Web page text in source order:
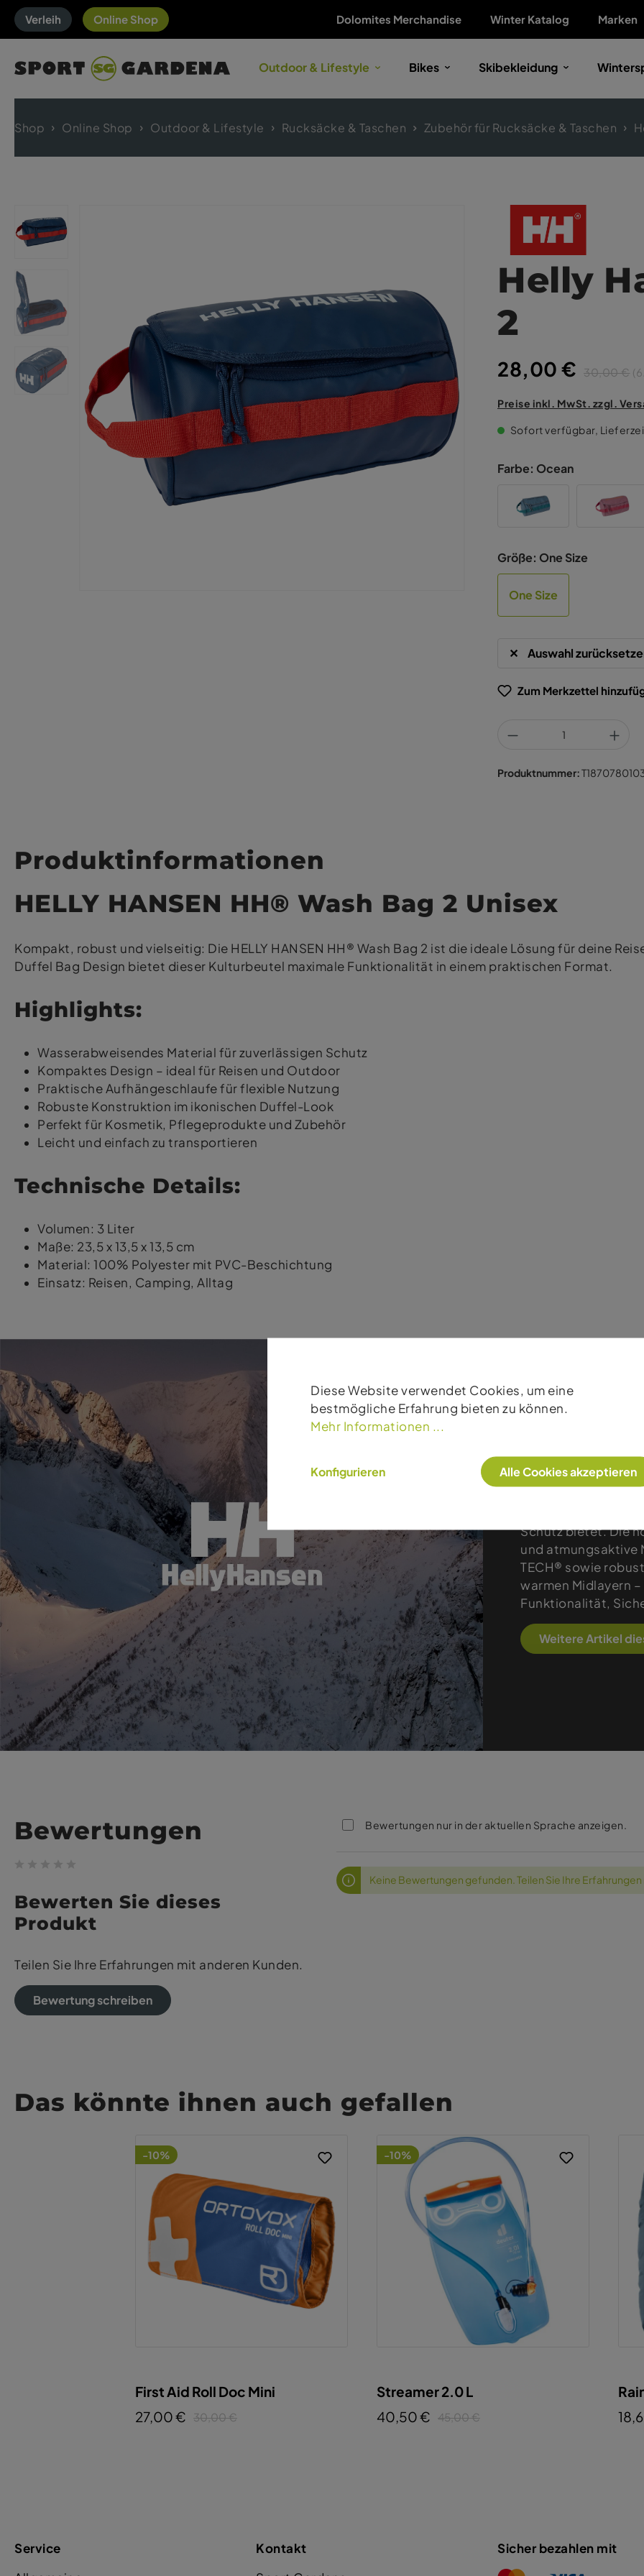
Verleih Online Shop Dolomites Merchandise Winter Katalog Marken
Outdoor & Lifestyle Bikes Skibekleidung
Shop Online Shop Outdoor & Lifestyle Rucksäcke & Taschen Zubehör für Rucksäcke & Taschen
Helly
2
28,00 € 30,00 €
Preise inkl. MwSt. zzgl.
Sofort verfügbar,
Farbe: Ocean
Größe: One Size
One Size
Auswahl
Zum Merkzettel
Produktnummer:
Produktinformationen
HELLY HANSEN HH® Wash Bag 2 Unisex
Kompakt, robust und vielseitig: Die HELLY HANSEN HH® Wash Bag 2 ist die ideale Lösung für deine
Duffel Bag Design bietet dieser Kulturbeutel maximale Funktionalität in einem praktischen Format.
Highlights:
Wasserabweisendes Material für zuverlässigen Schutz
Kompaktes Design – ideal für Reisen und Outdoor
Praktische Aufhängeschlaufe für flexible Nutzung
Robuste Konstruktion im ikonischen Duffel-Look
Perfekt für Kosmetik, Pflegeprodukte und Zubehör
Leicht und einfach zu transportieren
Technische Details:
Volumen: 3 Liter
Maße: 23,5 x 13,5 x 13,5 cm
Material: 100% Polyester mit PVC-Beschichtung
Einsatz: Reisen, Camping, Alltag
Helly Hansen
die selbst unter
Schutz bietet. Die
und atmungsaktive
TECH® sowie
warmen Midlayern
Funktionalität,
Weitere Artikel
Bewertungen
Bewerten Sie dieses
Produkt
Teilen Sie Ihre Erfahrungen mit anderen Kunden.
Bewertung schreiben
Bewertungen nur in der aktuellen Sprache anzeigen.
Keine Bewertungen gefunden. Teilen Sie Ihre
Das könnte ihnen auch gefallen
-10%
First Aid Roll Doc Mini
27,00 € 30,00 €
-10%
Streamer 2.0 L
40,50 € 45,00 €
Service
Kontakt
Sicher bezahlen mit
Diese Website verwendet Cookies, um eine
bestmögliche Erfahrung bieten zu können.
Mehr Informationen ...
Konfigurieren Alle Cookies akzeptieren